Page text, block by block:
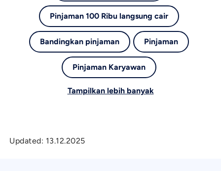
Pinjaman 100 Ribu langsung cair
Bandingkan pinjaman Pinjaman
Pinjaman Karyawan
Tampilkan lebih banyak
Updated: 13.12.2025